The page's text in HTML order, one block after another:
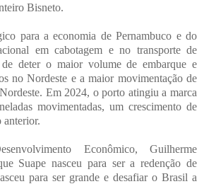
Bisneto.
para a economia de Pernambuco e do
em cabotagem e no transporte de
deter o maior volume de embarque e
no Nordeste e a maior movimentação de
Em 2024, o porto atingiu a marca
movimentadas, um crescimento de
anterior.
Econômico, Guilherme
Suape nasceu para ser a redenção de
para ser grande e desafiar o Brasil a